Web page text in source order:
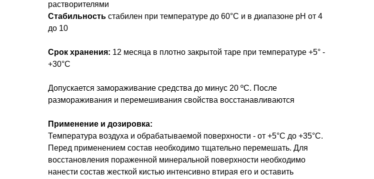
растворителями
Стабильность стабилен при температуре до 60°C и в диапазоне рН от 4
до 10
Срок хранения: 12 месяца в плотно закрытой таре при температуре +5° -
+30°С
Допускается замораживание средства до минус 20 ºС. После
размораживания и перемешивания свойства восстанавливаются
Применение и дозировка:
Температура воздуха и обрабатываемой поверхности - от +5°С до +35°С.
Перед применением состав необходимо тщательно перемешать. Для
восстановления пораженной минеральной поверхности необходимо
нанести состав жесткой кистью интенсивно втирая его и оставить